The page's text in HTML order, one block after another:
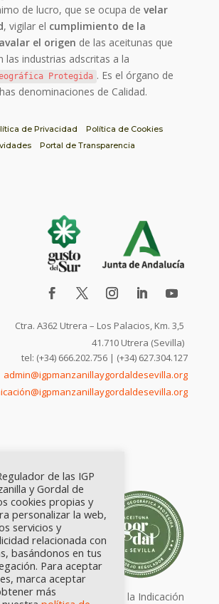
de lucro, que se ocupa develar
, vigilar el cumplimiento de la
avalar el origen de las aceitunas que
las industrias adscritas a la
Protegida . Es el órgano de
denominaciones de Calidad.
de Privacidad
Política de Cookies
Portal de Transparencia
Ctra. A362 Utrera – Los Palacios, Km. 3,5
41.710 Utrera (Sevilla)
tel: (+34) 666.202.756 | (+34) 627.304.127
admin@igpmanzanillaygordaldesevilla.org
por Origen. Sellos de la Indicación
de las IGP
y Gordal de
cookies propias y
personalizar la web,
servicios y
relacionada con
basándonos en tus
Para aceptar
marca aceptar
más